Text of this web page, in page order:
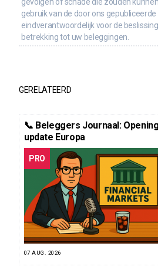
gebruik van de door ons
eindverantwoordelijk voor de
betrekking tot uw beleggingen.
GERELATEERD
📞 Beleggers Journaal:
update Europa
PRO
07 AUG. 2026